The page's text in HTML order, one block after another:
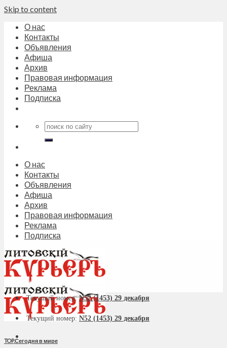
Skip to content
О нас
Контакты
Объявления
Афиша
Архив
Правовая информация
Реклама
Подписка
О нас
Контакты
Объявления
Афиша
Архив
Правовая информация
Реклама
Подписка
Текущий номер:N52 (1453) 29 декабря
Текущий номер: N52 (1453) 29 декабря
TOP,Сегодня в мире